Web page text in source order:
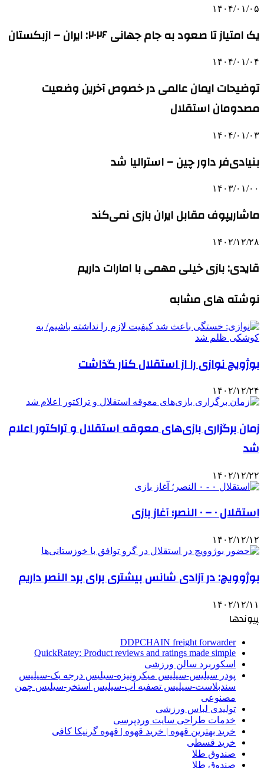
۱۴۰۴/۰۱/۰۵
یک امتیاز تا صعود به جام جهانی ۲۰۲۶: ایران – ازبکستان
۱۴۰۴/۰۱/۰۴
توضیحات ایمان عالمی در خصوص آخرین وضعیت
مصدومان استقلال
۱۴۰۴/۰۱/۰۳
بنیادی‌فر داور چین – استرالیا شد
۱۴۰۳/۰۱/۰۰
ماشاریپوف مقابل ایران بازی نمی‌کند
۱۴۰۲/۱۲/۲۸
قایدی: بازی خیلی مهمی با امارات داریم
نوشته های مشابه
بوژویچ نوازی را از استقلال کنار گذاشت
۱۴۰۲/۱۲/۲۴
زمان برگزاری بازی‌های معوقه استقلال و تراکتور اعلام
شد
۱۴۰۲/۱۲/۲۲
استقلال ۰ – ۰ النصر؛ آغاز بازی
۱۴۰۲/۱۲/۱۲
بوژوویچ: در آزادی شانس بیشتری برای برد النصر داریم
۱۴۰۲/۱۲/۱۱
پیوندها
DDPCHAIN freight forwarder
QuickRatey: Product reviews and ratings made simple
اسکوربرد سالن ورزشی
پودر سیلیس-سیلیس میکرونیزه-سیلیس درجه یک-سیلیس
سندبلاست-سیلیس تصفیه آب-سیلیس استخر-سیلیس چمن
مصنوعی
تولیدی لباس ورزشی
خدمات طراحی سایت وردپرسی
خرید بهترین قهوه | خرید قهوه | قهوه گرنیکا کافی
خرید قسطی
صندوق طلا
صندوق طلا